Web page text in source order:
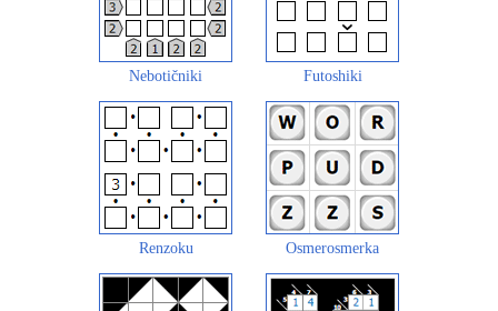
Nebotičniki Futoshiki
Renzoku Osmerosmerka